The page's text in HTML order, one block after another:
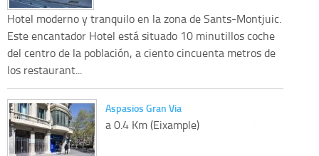
Hotel moderno y tranquilo en la zona de Sants-Montjuic.
Este encantador Hotel está situado 10 minutillos coche
del centro de la población, a ciento cincuenta metros de
los restaurant...
Aspasios Gran Via
a 0.4 Km (Eixample)